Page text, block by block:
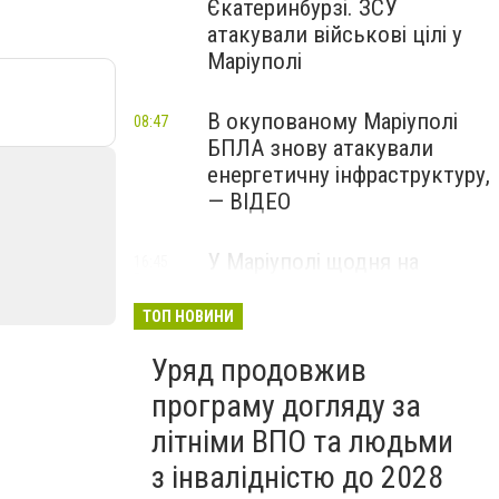
Єкатеринбурзі. ЗСУ
атакували військові цілі у
Маріуполі
В окупованому Маріуполі
БПЛА знову атакували
енергетичну інфраструктуру,
— ВІДЕО
08:47
У Маріуполі щодня на
відключатимуть світло: це
ТОП НОВИНИ
Уряд продовжив
програму догляду за
літніми ВПО та людьми
з інвалідністю до 2028